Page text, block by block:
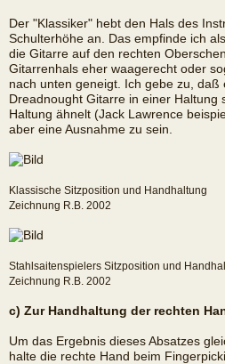
Der "Klassiker" hebt den Hals des
Schulterhöhe an. Das empfinde ich
die Gitarre auf den rechten
Gitarrenhals eher waagerecht oder
nach unten geneigt. Ich gebe zu, daß
Dreadnought Gitarre in einer Haltung
Haltung ähnelt (Jack Lawrence
aber eine Ausnahme zu sein.
Klassische Sitzposition und Handhaltung
Zeichnung R.B. 2002
Stahlsaitenspielers Sitzposition und
Zeichnung R.B. 2002
c) Zur Handhaltung der rechten
Um das Ergebnis dieses Absatzes
halte die rechte Hand beim